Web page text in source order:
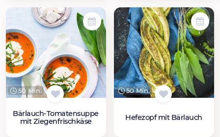
50 Min.
Bärlauch-Tomatensuppe
mit Ziegenfrischkäse
50 Min.
Hefezopf mit Bärlauch